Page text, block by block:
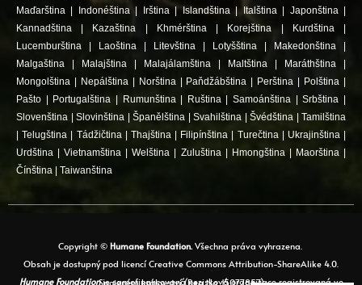
Maďarština
Indonéština| Irština|Islandština| Italština| Japonština|
Kannadština
Kazaština Khmérština| Korejština Kurdština|
Lucemburština
Laoština Litevština Lotyšština Makedonština
Malgaština
Malajština Malajálamština Maltština Maráthština
Mongolština
Nepálština| Norština| Paňdžábština Perština Polština
Pašto
Portugalština Rumunština| Ruština|Samoánština |Srbština
Slovenština
Slovinština Španělština Svahilština Švédština
Tamilština
|Telugština Tádžičtina| Thajština| Filipínština Turečtina| Ukrajinština|
Urdština |Vietnamština |Welština Zuluština| Hmongština| Maorština|
Čínština
Taiwanština
Copyright © Humane Foundation.Všechna práva vyhrazena.
Obsah je dostupný pod licencí Creative Commons Attribution-ShareAlike 4.0.
Humane Foundationje samofinancovaná nezisková organizace registrovaná ve Spojeném království (Reg No. 15077857)